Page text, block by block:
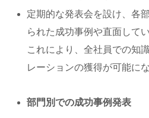
定期的な発表会を設け、各
られた成功事例や直面して
これにより、全社員での知
レーションの獲得が可能に
部門別での成功事例発表